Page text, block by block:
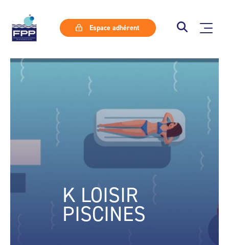
Espace adhérent
K LOISIR
PISCINES